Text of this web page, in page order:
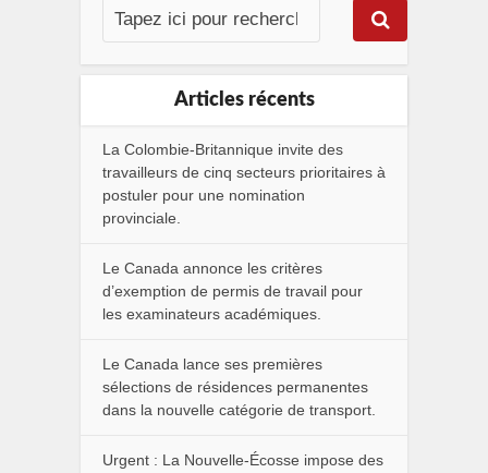
Articles récents
La Colombie-Britannique invite des
travailleurs de cinq secteurs prioritaires à
postuler pour une nomination
provinciale.
Le Canada annonce les critères
d’exemption de permis de travail pour
les examinateurs académiques.
Le Canada lance ses premières
sélections de résidences permanentes
dans la nouvelle catégorie de transport.
Urgent : La Nouvelle-Écosse impose des